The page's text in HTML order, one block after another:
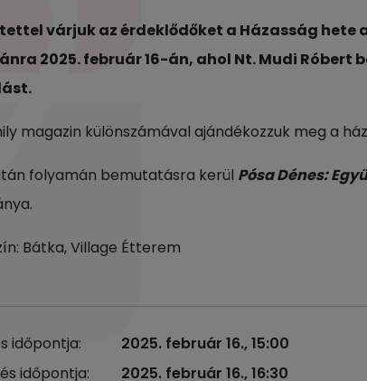
várjuk az érdeklődőket a Házasság hete
2025. február 16-án, ahol Nt. Mudi Róbert
magazin különszámával ajándékozzuk meg a
folyamán bemutatásra kerül Pósa Dénes:
Bátka, Village Étterem
időpontja:
2025. február 16., 15:00
időpontja:
2025. február 16., 16:30